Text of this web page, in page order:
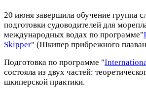
20 июня завершила обучение группа
подготовки судоводителей для
международных водах по программе"
Skipper" (Шкипер прибрежного
Подготовка по программе "
состояла из двух частей:
шкиперской практики.